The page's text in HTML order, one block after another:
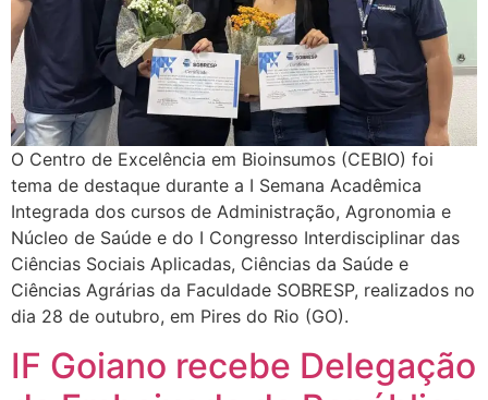
O Centro de Excelência em Bioinsumos (CEBIO) foi
tema de destaque durante a I Semana Acadêmica
Integrada dos cursos de Administração, Agronomia e
Núcleo de Saúde e do I Congresso Interdisciplinar das
Ciências Sociais Aplicadas, Ciências da Saúde e
Ciências Agrárias da Faculdade SOBRESP, realizados no
dia 28 de outubro, em Pires do Rio (GO).
IF Goiano recebe Delegação